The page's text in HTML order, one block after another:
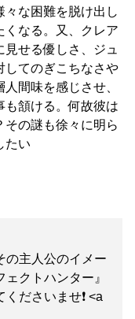
な困難を脱け出し
くなる。又、クレア
せる優しさ、ジュ
してのぎこちなさや
間味を感じさせ、
も頷ける。何故彼は
の謎も徐々に明ら
たい
の主人公のイメー
クトハンター』
ださいませ❗️ <a